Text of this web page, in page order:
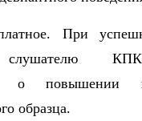
При
слушателю
о повышении
образца.